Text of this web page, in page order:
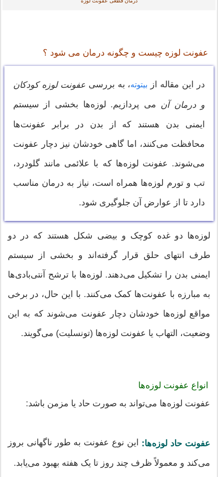
عفونت لوزه چیست و چگونه درمان می شود ؟
در این مقاله از بیتوته، به بررسی عفونت لوزه کودکان
و درمان آن می پردازیم. لوزه‌ها بخشی از سیستم
ایمنی بدن هستند که از بدن در برابر عفونت‌ها
محافظت می‌کنند، اما گاهی خودشان نیز دچار عفونت
می‌شوند. عفونت لوزه‌ها که با علائمی مانند گلودرد،
تب و تورم لوزه‌ها همراه است، نیاز به درمان مناسب
دارد تا از عوارض آن جلوگیری شود.
لوزه‌ها دو غده کوچک و بیضی شکل هستند که در دو
طرف انتهای حلق قرار گرفته‌اند و بخشی از سیستم
ایمنی بدن را تشکیل می‌دهند. لوزه‌ها با ترشح آنتی‌بادی‌ها
به مبارزه با عفونت‌ها کمک می‌کنند. با این حال، در برخی
مواقع لوزه‌ها خودشان دچار عفونت می‌شوند که به این
وضعیت، التهاب یا عفونت لوزه‌ها (تونسلیت) می‌گویند.
انواع عفونت لوزه‌ها
عفونت لوزه‌ها می‌تواند به صورت حاد یا مزمن باشد:
عفونت حاد لوزه‌ها: این نوع عفونت به طور ناگهانی بروز
می‌کند و معمولاً ظرف چند روز تا یک هفته بهبود می‌یابد.